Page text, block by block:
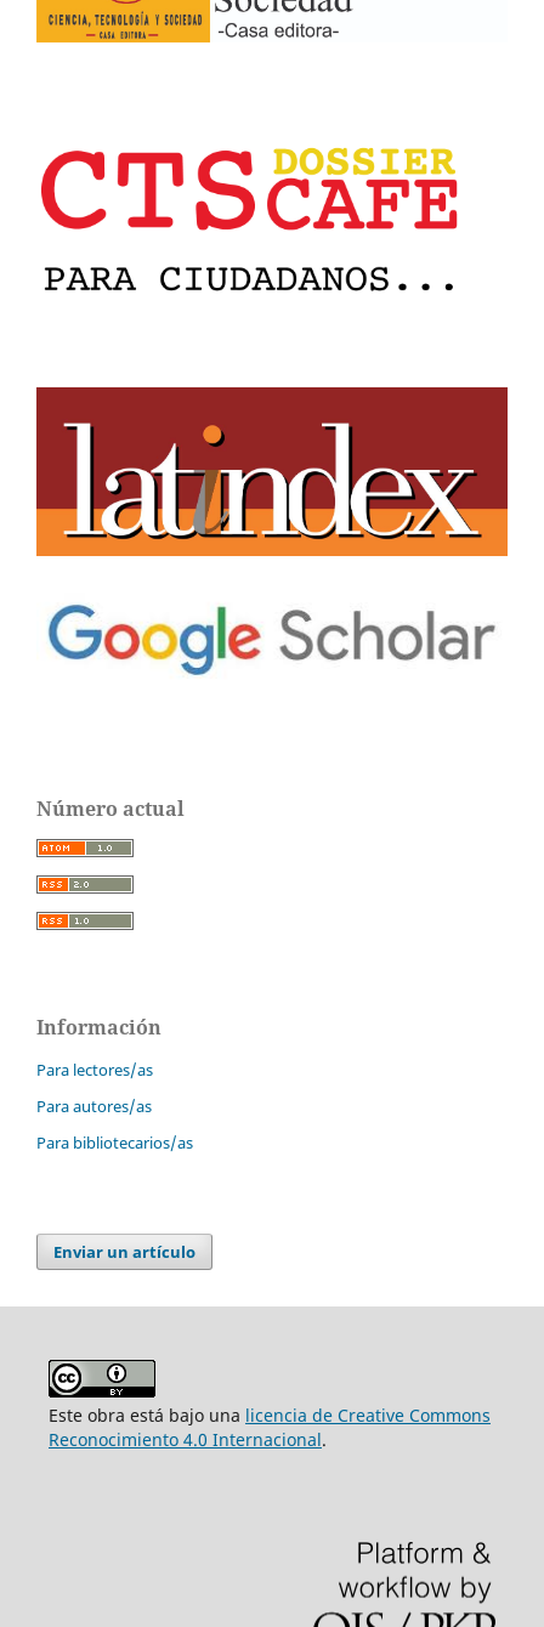
Número actual
Información
Para lectores/as
Para autores/as
Para bibliotecarios/as
Enviar un artículo
Este obra está bajo una licencia de Creative Commons
Reconocimiento 4.0 Internacional.